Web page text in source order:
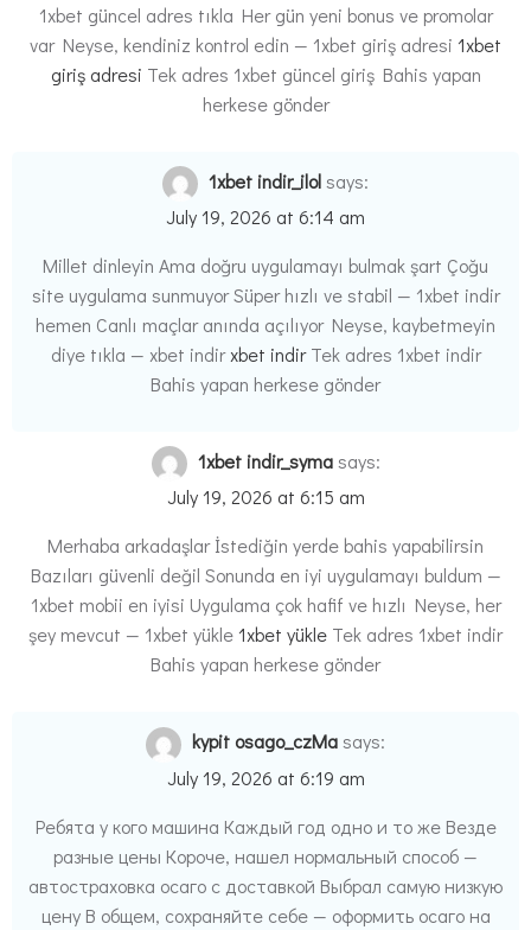
1xbet güncel adres tıkla Her gün yeni bonus ve promolar
var Neyse, kendiniz kontrol edin — 1xbet giriş adresi 1xbet
giriş adresi Tek adres 1xbet güncel giriş Bahis yapan
herkese gönder
1xbet indir_ilolsays:
July 19, 2026 at 6:14 am
Millet dinleyin Ama doğru uygulamayı bulmak şart Çoğu
site uygulama sunmuyor Süper hızlı ve stabil — 1xbet indir
hemen Canlı maçlar anında açılıyor Neyse, kaybetmeyin
diye tıkla — xbet indirxbet indirTek adres 1xbet indir
Bahis yapan herkese gönder
1xbet indir_syma says:
July 19, 2026 at 6:15 am
Merhaba arkadaşlar İstediğin yerde bahis yapabilirsin
Bazıları güvenli değil Sonunda en iyi uygulamayı buldum —
1xbet mobii en iyisi Uygulama çok hafif ve hızlı Neyse, her
şey mevcut — 1xbet yükle1xbet yükle Tek adres 1xbet indir
Bahis yapan herkese gönder
kypit osago_czMasays:
July 19, 2026 at 6:19 am
Ребята у кого машина Каждый год одно и то же Везде
разные цены Короче, нашел нормальный способ —
автостраховка осаго с доставкой Выбрал самую низкую
цену В общем, сохраняйте себе — оформить осаго на